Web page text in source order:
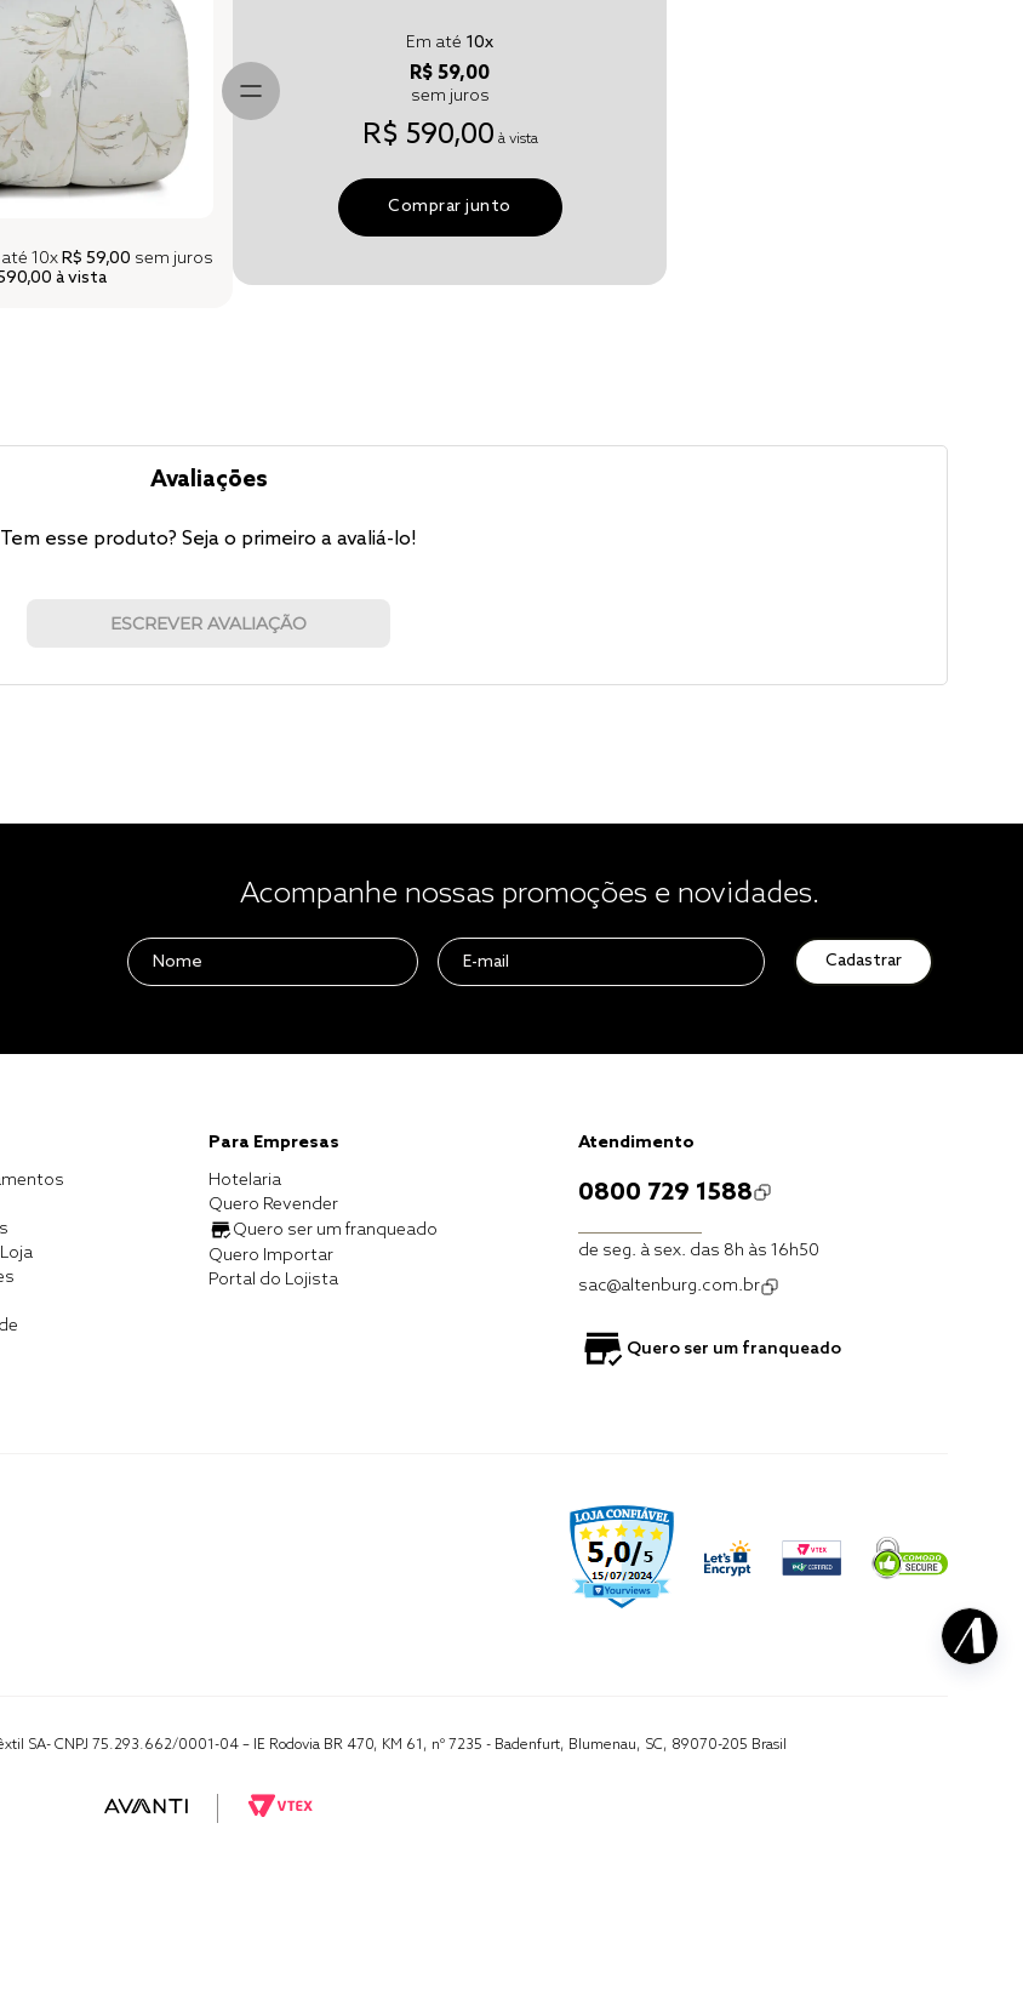
10xR$ 59,00 sem juros
à vista
Em até 10x
R$ 59,00
sem juros
R$ 590,00 à vista
Comprar junto
Avaliações
Tem esse produto? Seja o primeiro a avaliá-lo!
ESCREVER AVALIAÇÃO
Acompanhe nossas promoções e novidades.
Cadastrar
Para Empresas
Hotelaria
Quero Revender
Quero ser um franqueado
Quero Importar
Portal do Lojista
Atendimento
0800 729 1588
de seg. à sex. das 8h às 16h50
sac@altenburg.com.br
Quero ser um franqueado
SA- CNPJ 75.293.662/0001-04 – IE Rodovia BR 470, KM 61, nº 7235 - Badenfurt, Blumenau, SC, 89070-205 Brasil